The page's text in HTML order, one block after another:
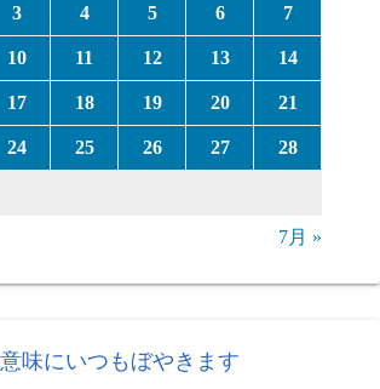
3 4 5 6 7
10 11 12 13 14
17 18 19 20 21
24 25 26 27 28
7月 »
味にいつもぼやきます